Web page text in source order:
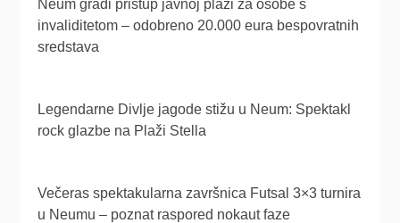
Neum gradi pristup javnoj plaži za osobe s
invaliditetom – odobreno 20.000 eura bespovratnih
sredstava
Legendarne Divlje jagode stižu u Neum: Spektakl
rock glazbe na Plaži Stella
Večeras spektakularna završnica Futsal 3×3 turnira
u Neumu – poznat raspored nokaut faze